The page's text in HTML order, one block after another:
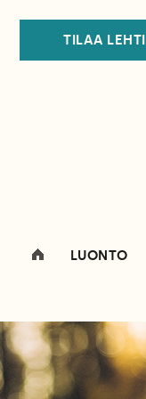
TILAA LEHTI
LUONTO